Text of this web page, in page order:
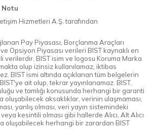
Notu
Hizmetleri A.Ş. tarafından
Pay Piyasası, Borçlanma Araçları
Opsiyon Piyasası verileri BIST kaynaklı en
verilerdir. BIST isim ve logosu Koruma Marka
olup izinsiz kullanılamaz, iktibas
BIST ismi altında açıklanan tüm belgelerin
ait olup, tekrar yayınlanamaz. BIST,
ve tamlığı konusunda herhangi bir garanti
oluşabilecek aksaklıklar, verinin ulaşmaması,
yanlış olması, veri yayın sistemindeki
kesintili olması gibi hallerde Alıcı, Alt Alıcı
oluşabilecek herhangi bir zarardan BIST